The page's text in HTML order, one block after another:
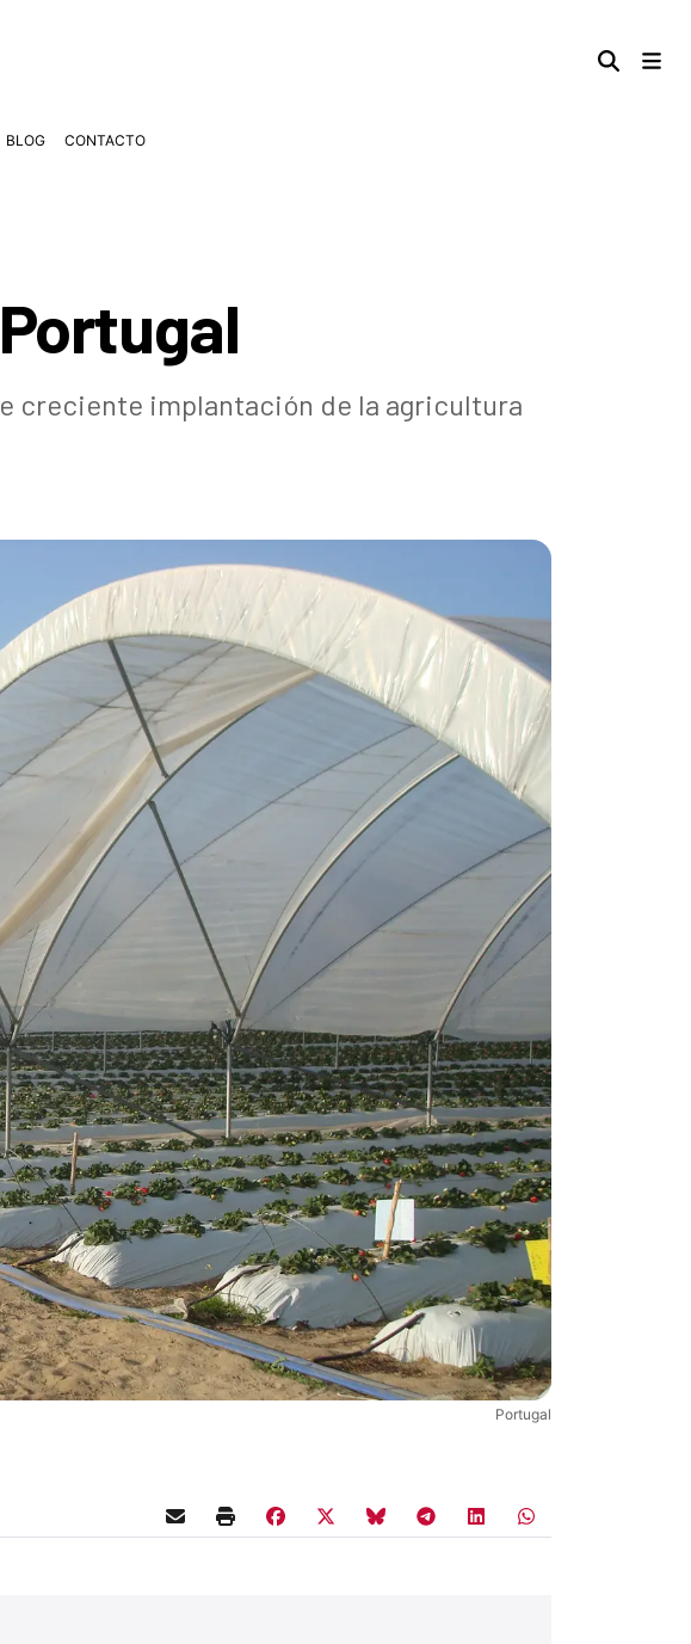
BLOG CONTACTO
creciente implantación de la agricultura
Portugal